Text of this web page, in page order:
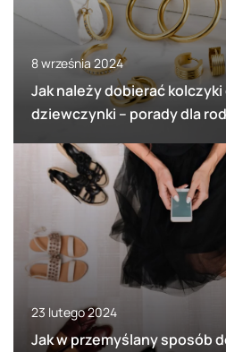
8 września 2024
Jak należy dobierać
dziewczynki – porady dla
23 lutego 2024
Jak w przemyślany sposób